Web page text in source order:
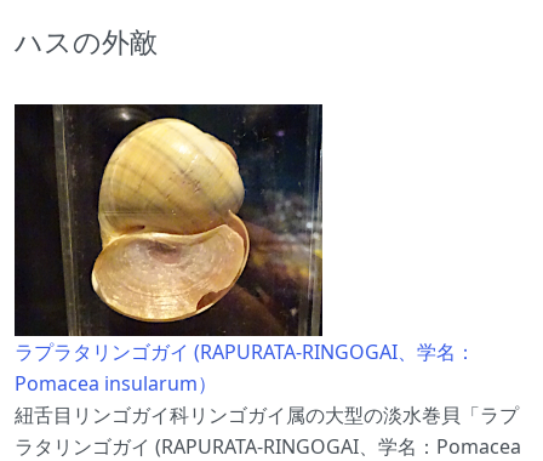
ハスの外敵
ラプラタリンゴガイ (RAPURATA-RINGOGAI、学名：
Pomacea insularum）
紐舌目リンゴガイ科リンゴガイ属の大型の淡水巻貝「ラプ
ラタリンゴガイ (RAPURATA-RINGOGAI、学名：Pomacea